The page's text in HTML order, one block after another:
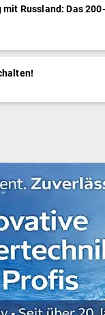
Russland: Das